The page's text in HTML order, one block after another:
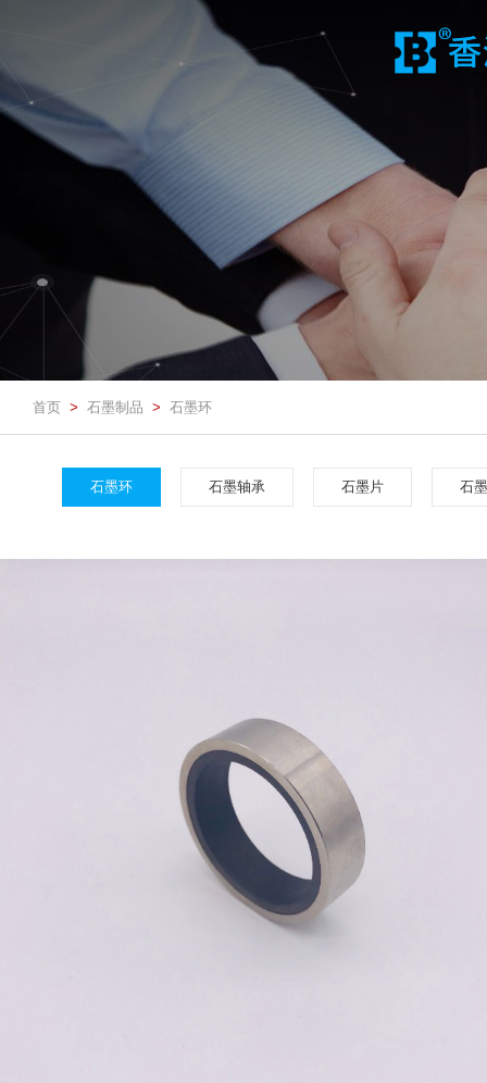
首页 > 石墨制品 > 石墨环
石墨环 石墨轴承 石墨片 石